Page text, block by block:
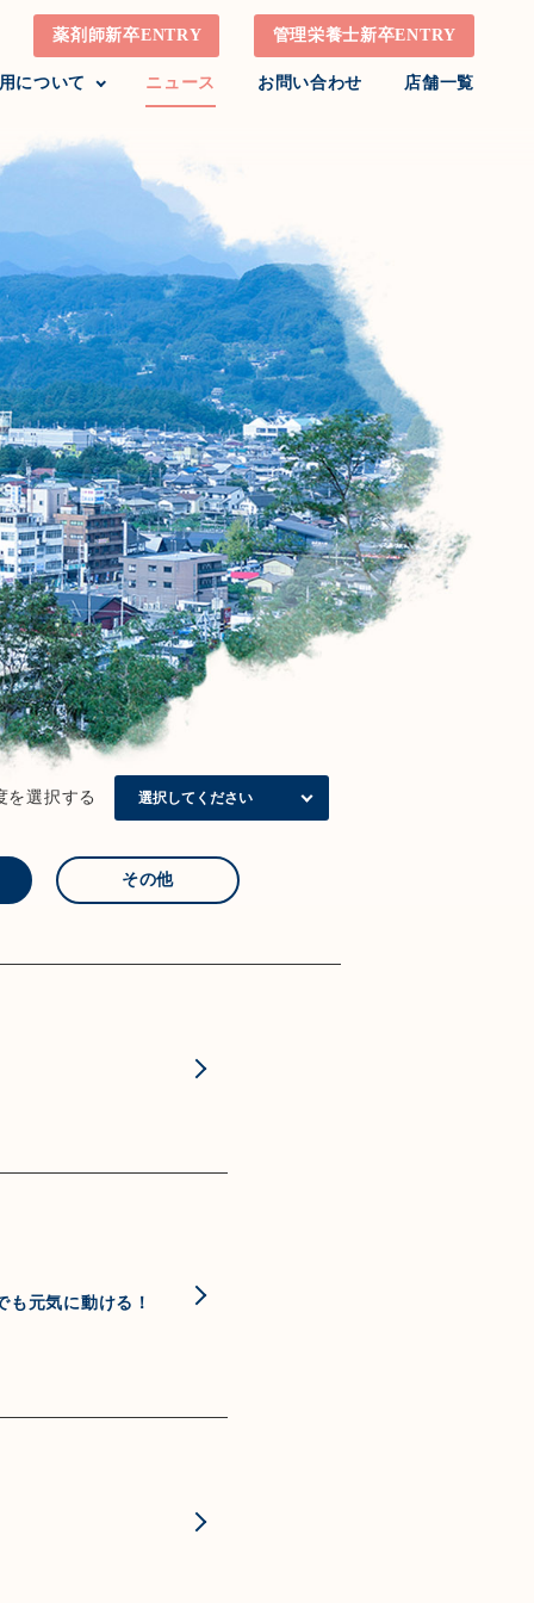
について ニュース お問い合わせ 店舗一覧
薬剤師新卒ENTRY 管理栄養士新卒ENTRY
を選択する
その他
元気に動ける！